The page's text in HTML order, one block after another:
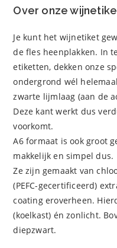
Over onze
Je kunt het wijnetiket
de fles heenplakken. In
etiketten, dekken onze
ondergrond wél
zwarte lijmlaag (aan de
Deze kant werkt dus
voorkomt.
A6 formaat is ook groot
makkelijk en simpel dus.
Ze zijn gemaakt van
(PEFC-gecertificeerd)
coating eroverheen.
(koelkast) én zonlicht.
diepzwart.